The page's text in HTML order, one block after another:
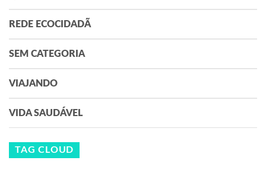
REDE ECOCIDADÃ
SEM CATEGORIA
VIAJANDO
VIDA SAUDÁVEL
TAG CLOUD